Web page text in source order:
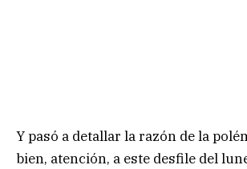
Y pasó a detallar la razón de la
bien, atención, a este desfile del